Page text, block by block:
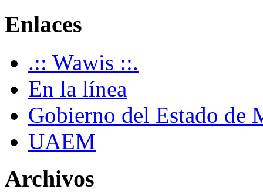
Enlaces
.:: Wawis ::.
En la línea
Gobierno del Estado de
UAEM
Archivos